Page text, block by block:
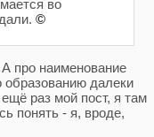
во
©
про наименование
далеки
раз мой пост, я там
понять - я, вроде,